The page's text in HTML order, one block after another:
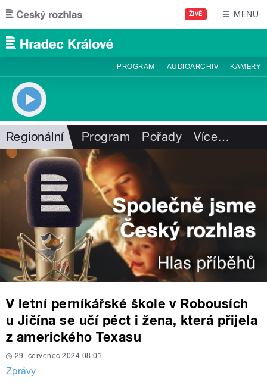
Přejít k hlavnímu obsahu
ŽIVĚ MENU
PROGRAM AUDIOARCHIV KAMERY
Regionální Program Pořady Více…
V letní perníkářské škole v Robousích
u Jičína se učí péct i žena, která přijela
z amerického Texasu
29. červenec 2024 08:01
Zprávy